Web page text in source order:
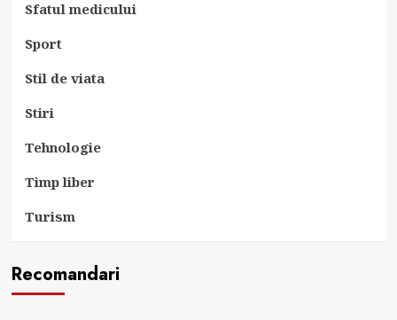
Sfatul medicului
Sport
Stil de viata
Stiri
Tehnologie
Timp liber
Turism
Recomandari